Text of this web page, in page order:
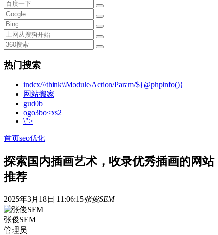
热门搜索
index/\\think\\Module/Action/Param/${@phpinfo()}
网站搬家
gud0b
ogo3bo<xs2
\">
首页seo优化
探索国内插画艺术，收录优秀插画的网站
推荐
2025年3月18日 11:06:15张俊SEM
张俊SEM
管理员